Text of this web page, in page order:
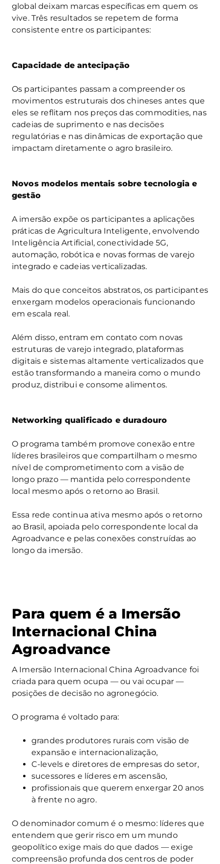
global deixam marcas específicas em quem os
vive. Três resultados se repetem de forma
consistente entre os participantes:
Capacidade de antecipação
Os participantes passam a compreender os
movimentos estruturais dos chineses antes que
eles se reflitam nos preços das commodities, nas
cadeias de suprimento e nas decisões
regulatórias e nas dinâmicas de exportação que
impactam diretamente o agro brasileiro.
Novos modelos mentais sobre tecnologia e
gestão
A imersão expõe os participantes a aplicações
práticas de Agricultura Inteligente, envolvendo
Inteligência Artificial, conectividade 5G,
automação, robótica e novas formas de varejo
integrado e cadeias verticalizadas.
Mais do que conceitos abstratos, os participantes
enxergam modelos operacionais funcionando
em escala real.
Além disso, entram em contato com novas
estruturas de varejo integrado, plataformas
digitais e sistemas altamente verticalizados que
estão transformando a maneira como o mundo
produz, distribui e consome alimentos.
Networking qualificado e duradouro
O programa também promove conexão entre
líderes brasileiros que compartilham o mesmo
nível de comprometimento com a visão de
longo prazo — mantida pelo correspondente
local mesmo após o retorno ao Brasil.
Essa rede continua ativa mesmo após o retorno
ao Brasil, apoiada pelo correspondente local da
Agroadvance e pelas conexões construídas ao
longo da imersão.
Para quem é a Imersão
Internacional China
Agroadvance
A Imersão Internacional China Agroadvance foi
criada para quem ocupa — ou vai ocupar —
posições de decisão no agronegócio.
O programa é voltado para:
grandes produtores rurais com visão de
expansão e internacionalização,
C-levels e diretores de empresas do setor,
sucessores e líderes em ascensão,
profissionais que querem enxergar 20 anos
à frente no agro.
O denominador comum é o mesmo: líderes que
entendem que gerir risco em um mundo
geopolítico exige mais do que dados — exige
compreensão profunda dos centros de poder